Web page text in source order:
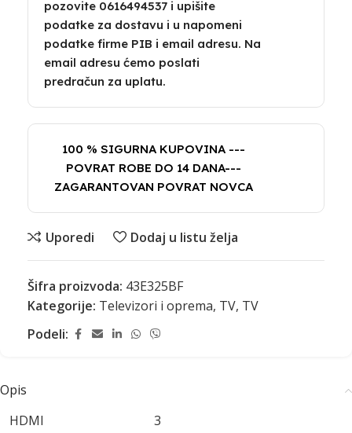
pozovite 0616494537 i upišite
podatke za dostavu i u napomeni
podatke firme PIB i email adresu. Na
email adresu ćemo poslati
predračun za uplatu.
100 % SIGURNA KUPOVINA ---
POVRAT ROBE DO 14 DANA---
ZAGARANTOVAN POVRAT NOVCA
Uporedi Dodaj u listu želja
Šifra proizvoda: 43E325BF
Kategorije: Televizori i oprema, TV, TV
Podeli:
Opis
HDMI
3